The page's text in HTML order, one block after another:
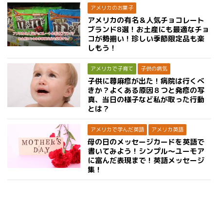
アメリカのお菓子
アメリカの有名＆人気チョコレート
ブランド8選！お土産にも最適なチョ
コが勢揃い！珍しい季節限定品も楽
しもう！
アメリカで子育て 子供の病気
子供に蕁麻疹が出た！病院は行くべ
きか？よくある原因８つと発疹の写
真、当日の様子など私が取った行動
とは？
アメリカで学んだ英語 アメリカ英語
母の日のメッセージカードを英語で
書いてみよう！シンプル〜ユーモア
に富んだ表現まで！英語メッセージ
集！